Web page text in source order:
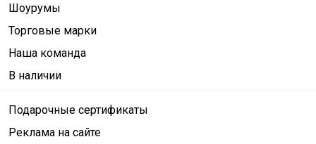
Шоурумы
Торговые марки
Наша команда
В наличии
Подарочные сертификаты
Реклама на сайте